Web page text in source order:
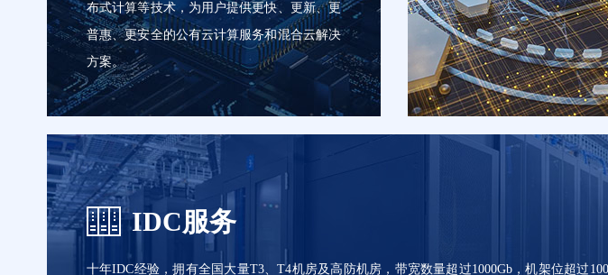
布式计算等技术，为用户提供更快、更新、更
普惠、更安全的公有云计算服务和混合云解决
方案。
云服务器
云虚拟主机
融合CDN
对象存储
IDC服务
十年IDC经验，拥有全国大量T3、T4机房及高防机房，带宽数量超过1000Gb，机架位超过